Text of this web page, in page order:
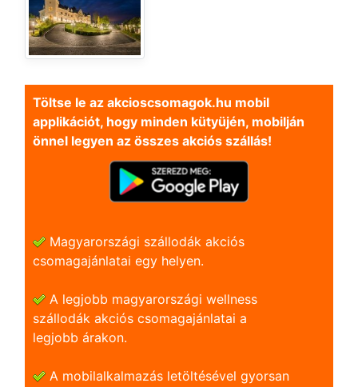
Töltse le az akcioscsomagok.hu mobil
applikációt, hogy minden kütyüjén, mobilján
önnel legyen az összes akciós szállás!
Magyarországi szállodák akciós
csomagajánlatai egy helyen.
A legjobb magyarországi wellness
szállodák akciós csomagajánlatai a
legjobb árakon.
A mobilalkalmazás letöltésével gyorsan